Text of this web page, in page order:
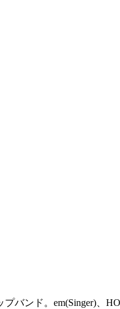
バンド。em(Singer)、